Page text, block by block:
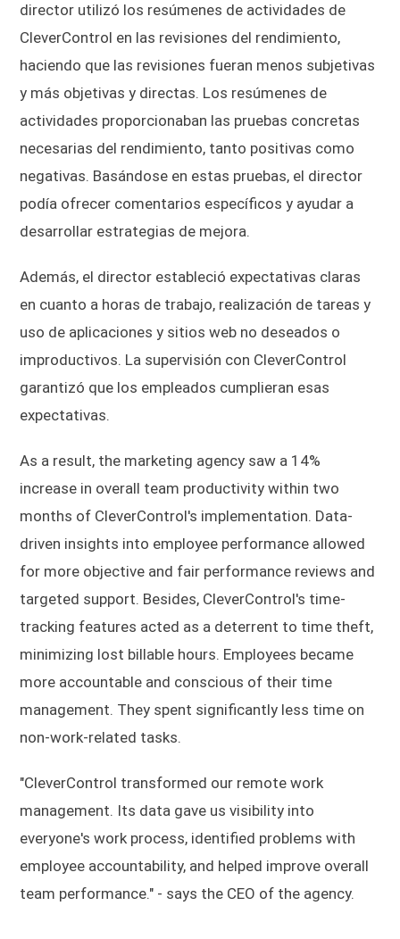
director utilizó los resúmenes de actividades de
CleverControl en las revisiones del rendimiento,
haciendo que las revisiones fueran menos subjetivas
y más objetivas y directas. Los resúmenes de
actividades proporcionaban las pruebas concretas
necesarias del rendimiento, tanto positivas como
negativas. Basándose en estas pruebas, el director
podía ofrecer comentarios específicos y ayudar a
desarrollar estrategias de mejora.
Además, el director estableció expectativas claras
en cuanto a horas de trabajo, realización de tareas y
uso de aplicaciones y sitios web no deseados o
improductivos. La supervisión con CleverControl
garantizó que los empleados cumplieran esas
expectativas.
As a result, the marketing agency saw a 14%
increase in overall team productivity within two
months of CleverControl's implementation. Data-
driven insights into employee performance allowed
for more objective and fair performance reviews and
targeted support. Besides, CleverControl's time-
tracking features acted as a deterrent to time theft,
minimizing lost billable hours. Employees became
more accountable and conscious of their time
management. They spent significantly less time on
non-work-related tasks.
"CleverControl transformed our remote work
management. Its data gave us visibility into
everyone's work process, identified problems with
employee accountability, and helped improve overall
team performance." - says the CEO of the agency.